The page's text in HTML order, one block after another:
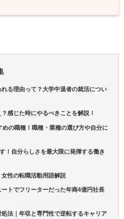
る理由って？大学中退者の就活につい
感じた時にやるべきことを解説！
の職種！職種・業種の選び方や自分に
！自分らしさを最大限に発揮する働き
女性の転職活動用語解説
トでフリーターだった年商4億円社長
法｜年収と専門性で逆転するキャリア